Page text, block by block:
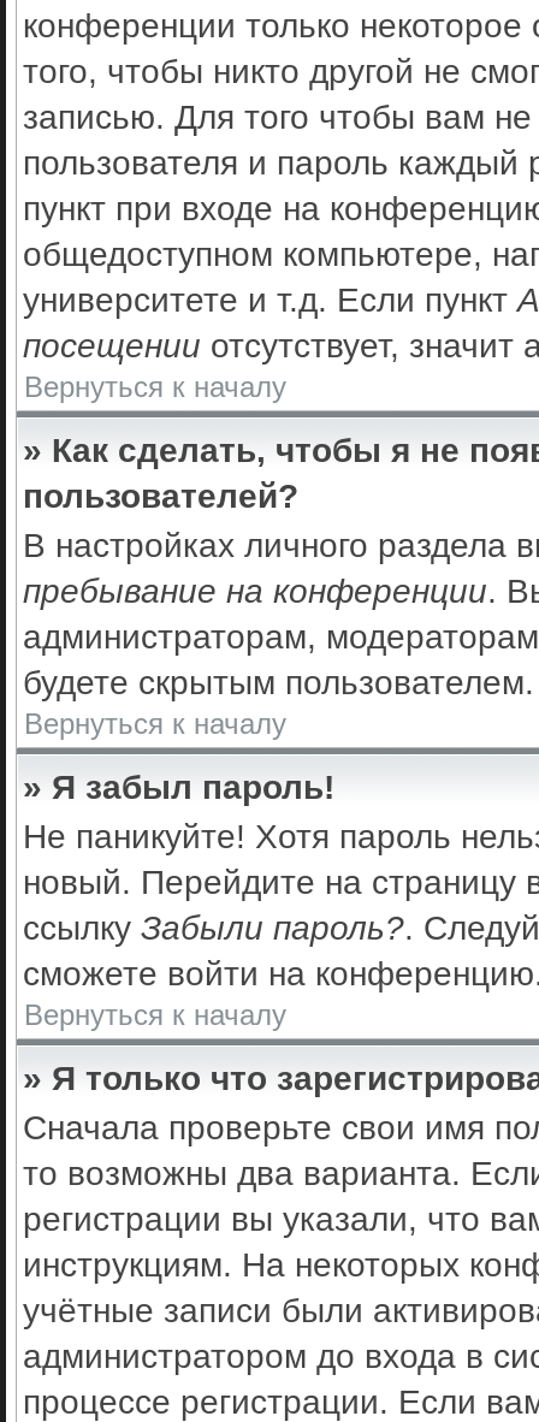
конференции только
того, чтобы никто другой не
записью. Для того чтобы вам
пользователя и пароль
пункт при входе на
общедоступном компьютере,
университете и т.д. Если пункт
посещении отсутствует,
Вернуться к началу
» Как сделать, чтобы я не
пользователей?
В настройках личного раздела
пребывание на конференции.
администраторам,
будете скрытым пользователем.
Вернуться к началу
» Я забыл пароль!
Не паникуйте! Хотя пароль
новый. Перейдите на
ссылку Забыли пароль?.
сможете войти на
Вернуться к началу
» Я только что
Сначала проверьте свои имя
то возможны два варианта.
регистрации вы указали, что
инструкциям. На некоторых
учётные записи были
администратором до входа в
процессе регистрации. Если